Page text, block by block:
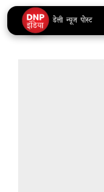
Skip
to
content